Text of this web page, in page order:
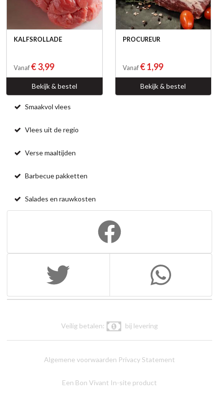
KALFSROLLADE
Vanaf € 3,99
Bekijk & bestel
PROCUREUR
Vanaf € 1,99
Bekijk & bestel
Smaakvol vlees
Vlees uit de regio
Verse maaltijden
Barbecue pakketten
Salades en rauwkosten
Veilig betalen: bij levering
Algemene voorwaarden Privacy Statement
Een Bon Vivant In-site product